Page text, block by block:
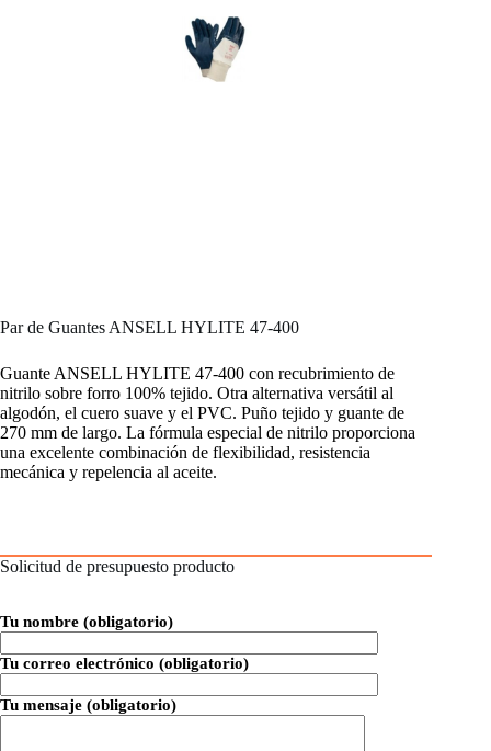
Par de Guantes ANSELL HYLITE 47-400
Guante ANSELL HYLITE 47-400 con recubrimiento de
nitrilo sobre forro 100% tejido. Otra alternativa versátil al
algodón, el cuero suave y el PVC. Puño tejido y guante de
270 mm de largo. La fórmula especial de nitrilo proporciona
una excelente combinación de flexibilidad, resistencia
mecánica y repelencia al aceite.
Solicitud de presupuesto producto
Tu nombre (obligatorio)
Tu correo electrónico (obligatorio)
Tu mensaje (obligatorio)